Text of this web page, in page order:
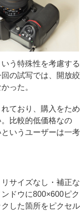
う特殊性を考慮する
の試写では、開放絞
った。
ており、購入をため
比較的低価格なの
いうユーザーは一考
サイズなし・補正な
ドウに800×600ピク
した箇所をピクセル